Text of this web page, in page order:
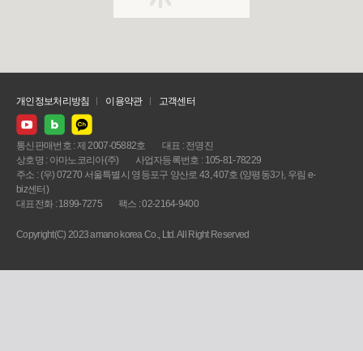
개인정보처리방침 이용약관 고객센터
통신판매번호 : 제 2007-05882호
대표 : 전명진
상호명 : 아마노코리아(주)
사업자등록번호 : 105-81-78229
주소 : (우) 07270 서울특별시 영등포구 양산로 43, 407호 (양평동3가, 우림 e-
biz센터)
대표전화 : 1899-7275
팩스 : 02-2164-9400
Copyright(C) 2023 amano korea Co., Ltd. All Right Reserved